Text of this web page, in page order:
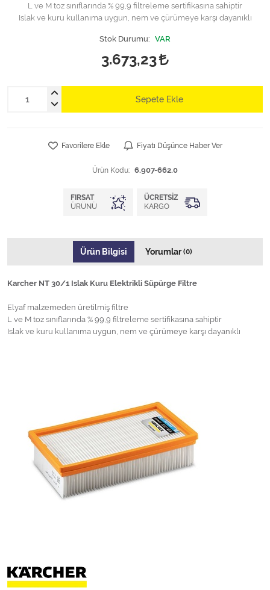
L ve M toz sınıflarında % 99,9 filtreleme sertifikasına sahiptir
Islak ve kuru kullanıma uygun, nem ve çürümeye karşı dayanıklı
Stok Durumu: VAR
3.673,23
Sepete Ekle
Favorilere Ekle Fiyatı Düşünce Haber Ver
Ürün Kodu: 6.907-662.0
FIRSAT
ÜRÜNÜ
ÜCRETSIZ
KARGO
Ürün Bilgisi Yorumlar(0)
Karcher NT 30/1 Islak Kuru Elektrikli Süpürge Filtre
Elyaf malzemeden üretilmiş filtre
L ve M toz sınıflarında % 99,9 filtreleme sertifikasına sahiptir
Islak ve kuru kullanıma uygun, nem ve çürümeye karşı dayanıklı